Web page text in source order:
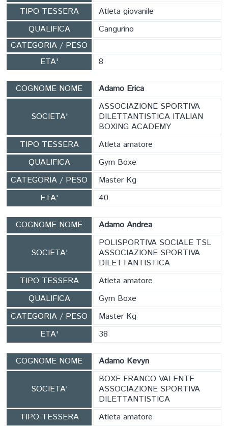
TIPO TESSERA
Atleta giovanile
QUALIFICA
Cangurino
CATEGORIA / PESO
ETA'
8
COGNOME NOME Adamo Erica
SOCIETA'
ASSOCIAZIONE SPORTIVA
DILETTANTISTICA ITALIAN
BOXING ACADEMY
TIPO TESSERA
Atleta amatore
QUALIFICA
Gym Boxe
CATEGORIA / PESO
Master Kg
ETA'
40
COGNOME NOME Adamo Andrea
SOCIETA'
POLISPORTIVA SOCIALE TSL
ASSOCIAZIONE SPORTIVA
DILETTANTISTICA
TIPO TESSERA
Atleta amatore
QUALIFICA
Gym Boxe
CATEGORIA / PESO
Master Kg
ETA'
38
COGNOME NOME Adamo Kevyn
SOCIETA'
BOXE FRANCO VALENTE
ASSOCIAZIONE SPORTIVA
DILETTANTISTICA
TIPO TESSERA
Atleta amatore